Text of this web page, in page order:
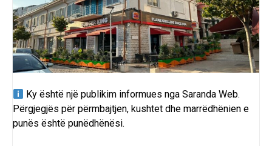
Ky është një publikim informues ngaSaranda Web.
Përgjegjës për përmbajtjen, kushtet dhe marrëdhënien e
punës është punëdhënësi.